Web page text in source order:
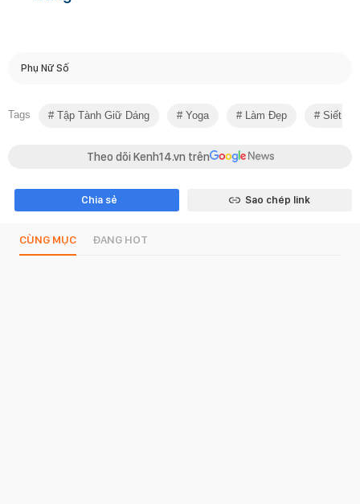
Phụ Nữ Số
Tags Tập Tành Giữ Dáng Yoga Làm Đẹp Siết
Theo dõi Kenh14.vn trên
Chia sẻ Sao chép link
CÙNG MỤC ĐANG HOT